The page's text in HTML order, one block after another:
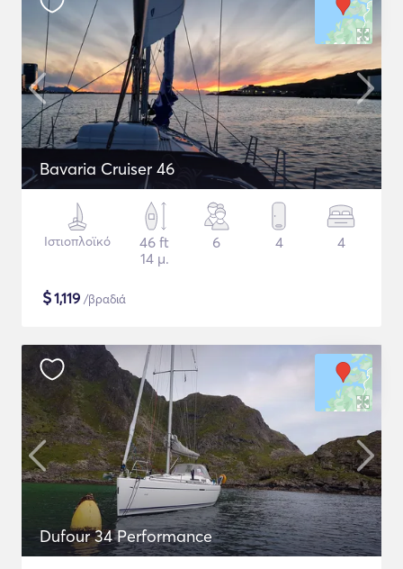
Bavaria Cruiser 46
Ιστιοπλοϊκό
46 ft
14 μ.
6 4 4
$1,119 /βραδιά
Dufour 34 Performance